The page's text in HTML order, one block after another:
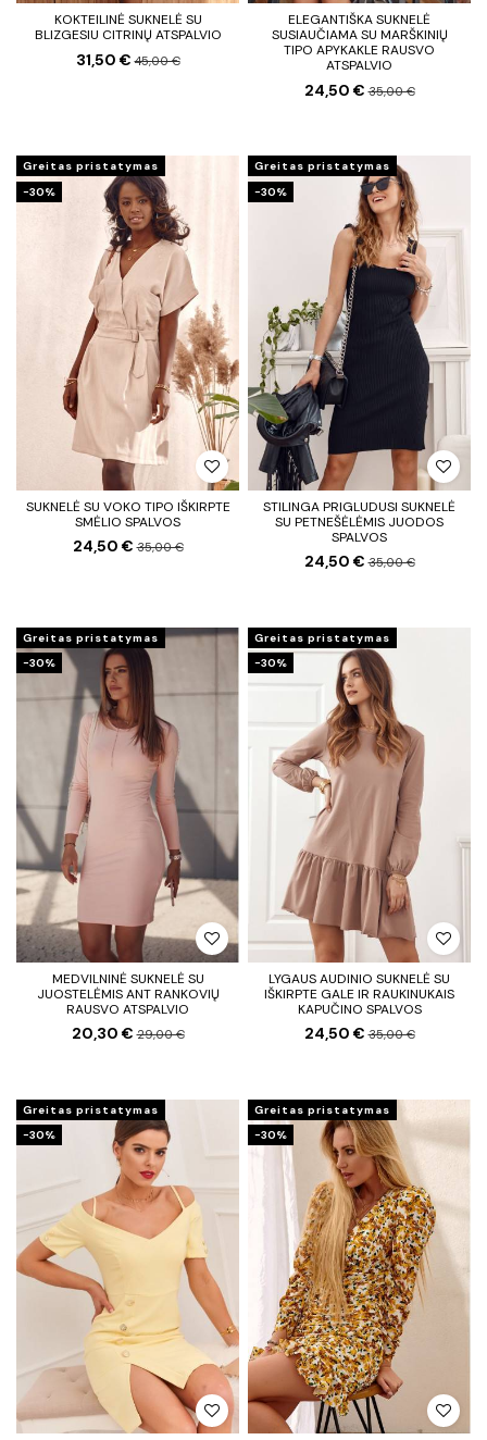
KOKTEILINĖ SUKNELĖ SU
BLIZGESIU CITRINŲ ATSPALVIO
31,50 €45,00 €
ELEGANTIŠKA SUKNELĖ
SUSIAUČIAMA SU MARŠKINIŲ
TIPO APYKAKLE RAUSVO
ATSPALVIO
24,50 €35,00 €
Greitas pristatymas
−30%
SUKNELĖ SU VOKO TIPO IŠKIRPTE
SMĖLIO SPALVOS
24,50 €35,00 €
Greitas pristatymas
−30%
STILINGA PRIGLUDUSI SUKNELĖ
SU PETNEŠĖLĖMIS JUODOS
SPALVOS
24,50 €35,00 €
Greitas pristatymas
−30%
MEDVILNINĖ SUKNELĖ SU
JUOSTELĖMIS ANT RANKOVIŲ
RAUSVO ATSPALVIO
20,30 €29,00 €
Greitas pristatymas
−30%
LYGAUS AUDINIO SUKNELĖ SU
IŠKIRPTE GALE IR RAUKINUKAIS
KAPUČINO SPALVOS
24,50 €35,00 €
Greitas pristatymas
−30%
Greitas pristatymas
−30%